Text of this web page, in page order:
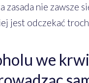
zasada nie zawsze
jest odczekać
we